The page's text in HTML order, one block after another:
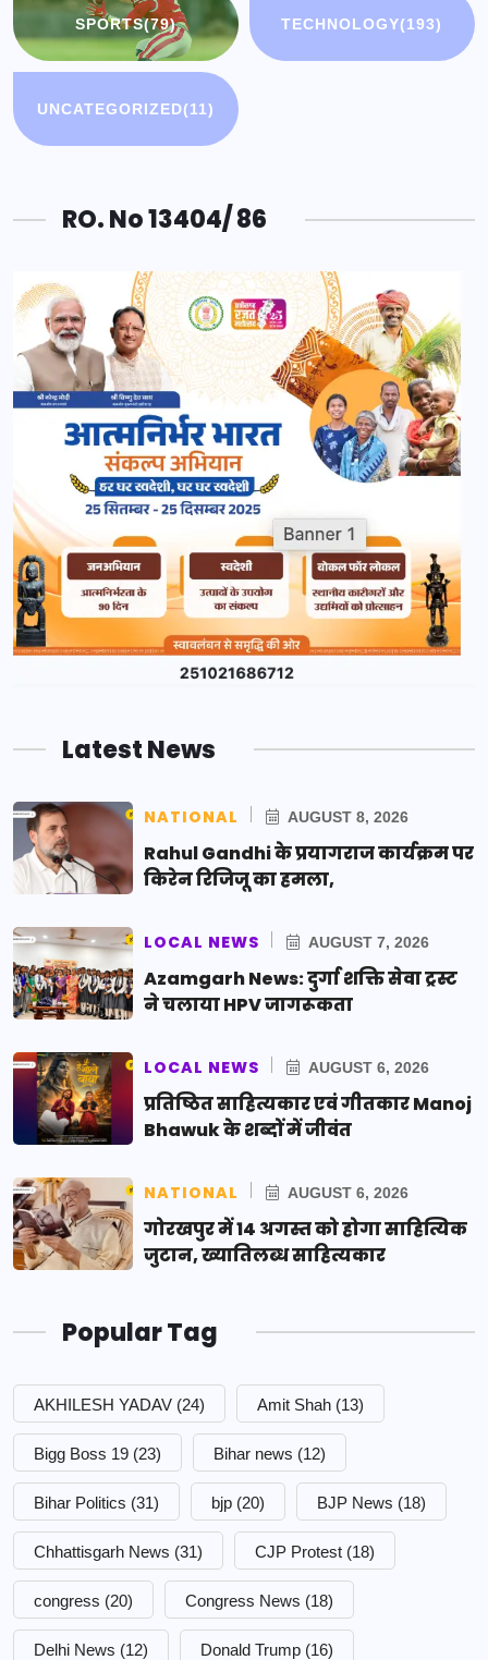
SPORTS(79) TECHNOLOGY(193)
UNCATEGORIZED(11)
RO. No 13404/ 86
Latest News
NATIONAL AUGUST 8, 2026
Rahul Gandhi के प्रयागराज कार्यक्रम पर
किरेन रिजिजू का हमला,
LOCAL NEWS AUGUST 7, 2026
Azamgarh News: दुर्गा शक्ति सेवा ट्रस्ट
ने चलाया HPV जागरूकता
LOCAL NEWS AUGUST 6, 2026
प्रतिष्ठित साहित्यकार एवं गीतकार Manoj
Bhawuk के शब्दों में जीवंत
NATIONAL AUGUST 6, 2026
गोरखपुर में 14 अगस्त को होगा साहित्यिक
जुटान, ख्यातिलब्ध साहित्यकार
Popular Tag
AKHILESH YADAV (24) Amit Shah (13)
Bigg Boss 19 (23) Bihar news (12)
Bihar Politics (31) bjp (20) BJP News (18)
Chhattisgarh News (31) CJP Protest (18)
congress (20) Congress News (18)
Delhi News (12) Donald Trump (16)